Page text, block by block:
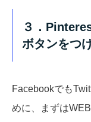
３．
ボタンをつ
Facebookでも
めに、まずは